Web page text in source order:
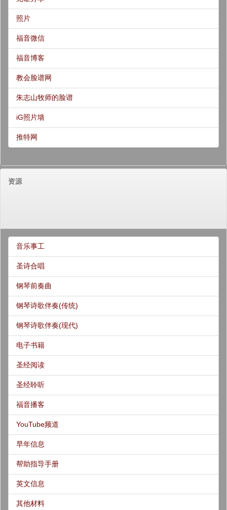
照片
福音微信
福音博客
教会脸谱网
朱志山牧师的脸谱
iG照片墙
推特网
资源
音乐事工
圣诗合唱
钢琴前奏曲
钢琴诗歌伴奏(传统)
钢琴诗歌伴奏(现代)
电子书籍
圣经阅读
圣经聆听
福音播客
YouTube频道
早年信息
帮助指导手册
英文信息
其他材料